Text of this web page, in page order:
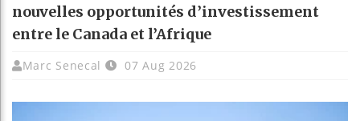
nouvelles opportunités d’investissement
entre le Canada et l’Afrique
Marc Senecal 07 Aug 2026